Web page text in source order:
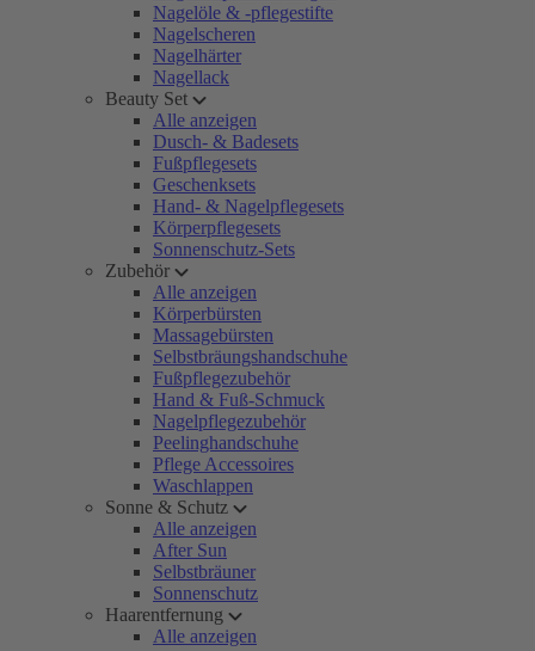
Nagelöle & -pflegestifte
Nagelscheren
Nagelhärter
Nagellack
Beauty Set
Alle anzeigen
Dusch- & Badesets
Fußpflegesets
Geschenksets
Hand- & Nagelpflegesets
Körperpflegesets
Sonnenschutz-Sets
Zubehör
Alle anzeigen
Körperbürsten
Massagebürsten
Selbstbräungshandschuhe
Fußpflegezubehör
Hand & Fuß-Schmuck
Nagelpflegezubehör
Peelinghandschuhe
Pflege Accessoires
Waschlappen
Sonne & Schutz
Alle anzeigen
After Sun
Selbstbräuner
Sonnenschutz
Haarentfernung
Alle anzeigen